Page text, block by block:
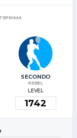
SECONDO
REBEL
LEVEL